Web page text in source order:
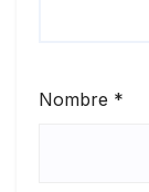
Nombre *